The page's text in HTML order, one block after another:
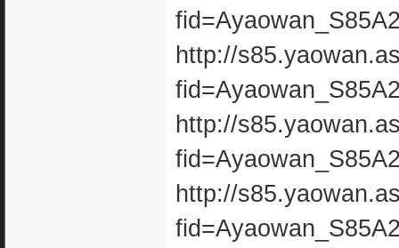
http://
http://
http://